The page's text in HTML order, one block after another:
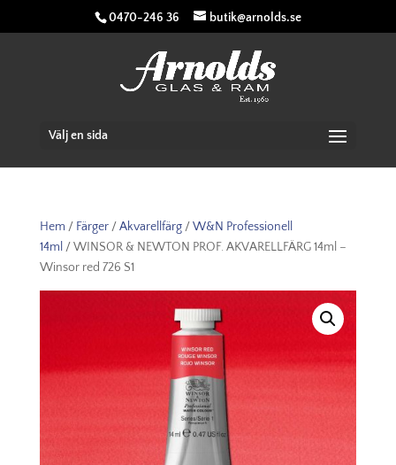
0470-246 36 butik@arnolds.se
Välj en sida
Hem / Färger/Akvarellfärg/W&N Professionell
14ml / WINSOR & NEWTON PROF. AKVARELLFÄRG 14ml –
Winsor red 726 S1